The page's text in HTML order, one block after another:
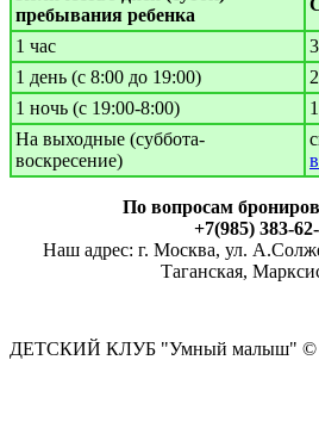
пребывания ребенка
1 час
1 день (с 8:00 до 19:00)
1 ночь (с 19:00-8:00)
На выходные (суббота-
воскресение)
По вопросам
+7(985) 383-
Наш адрес: г. Москва, ул.
Таганская,
ДЕТСКИЙ КЛУБ "Умный малыш" ©